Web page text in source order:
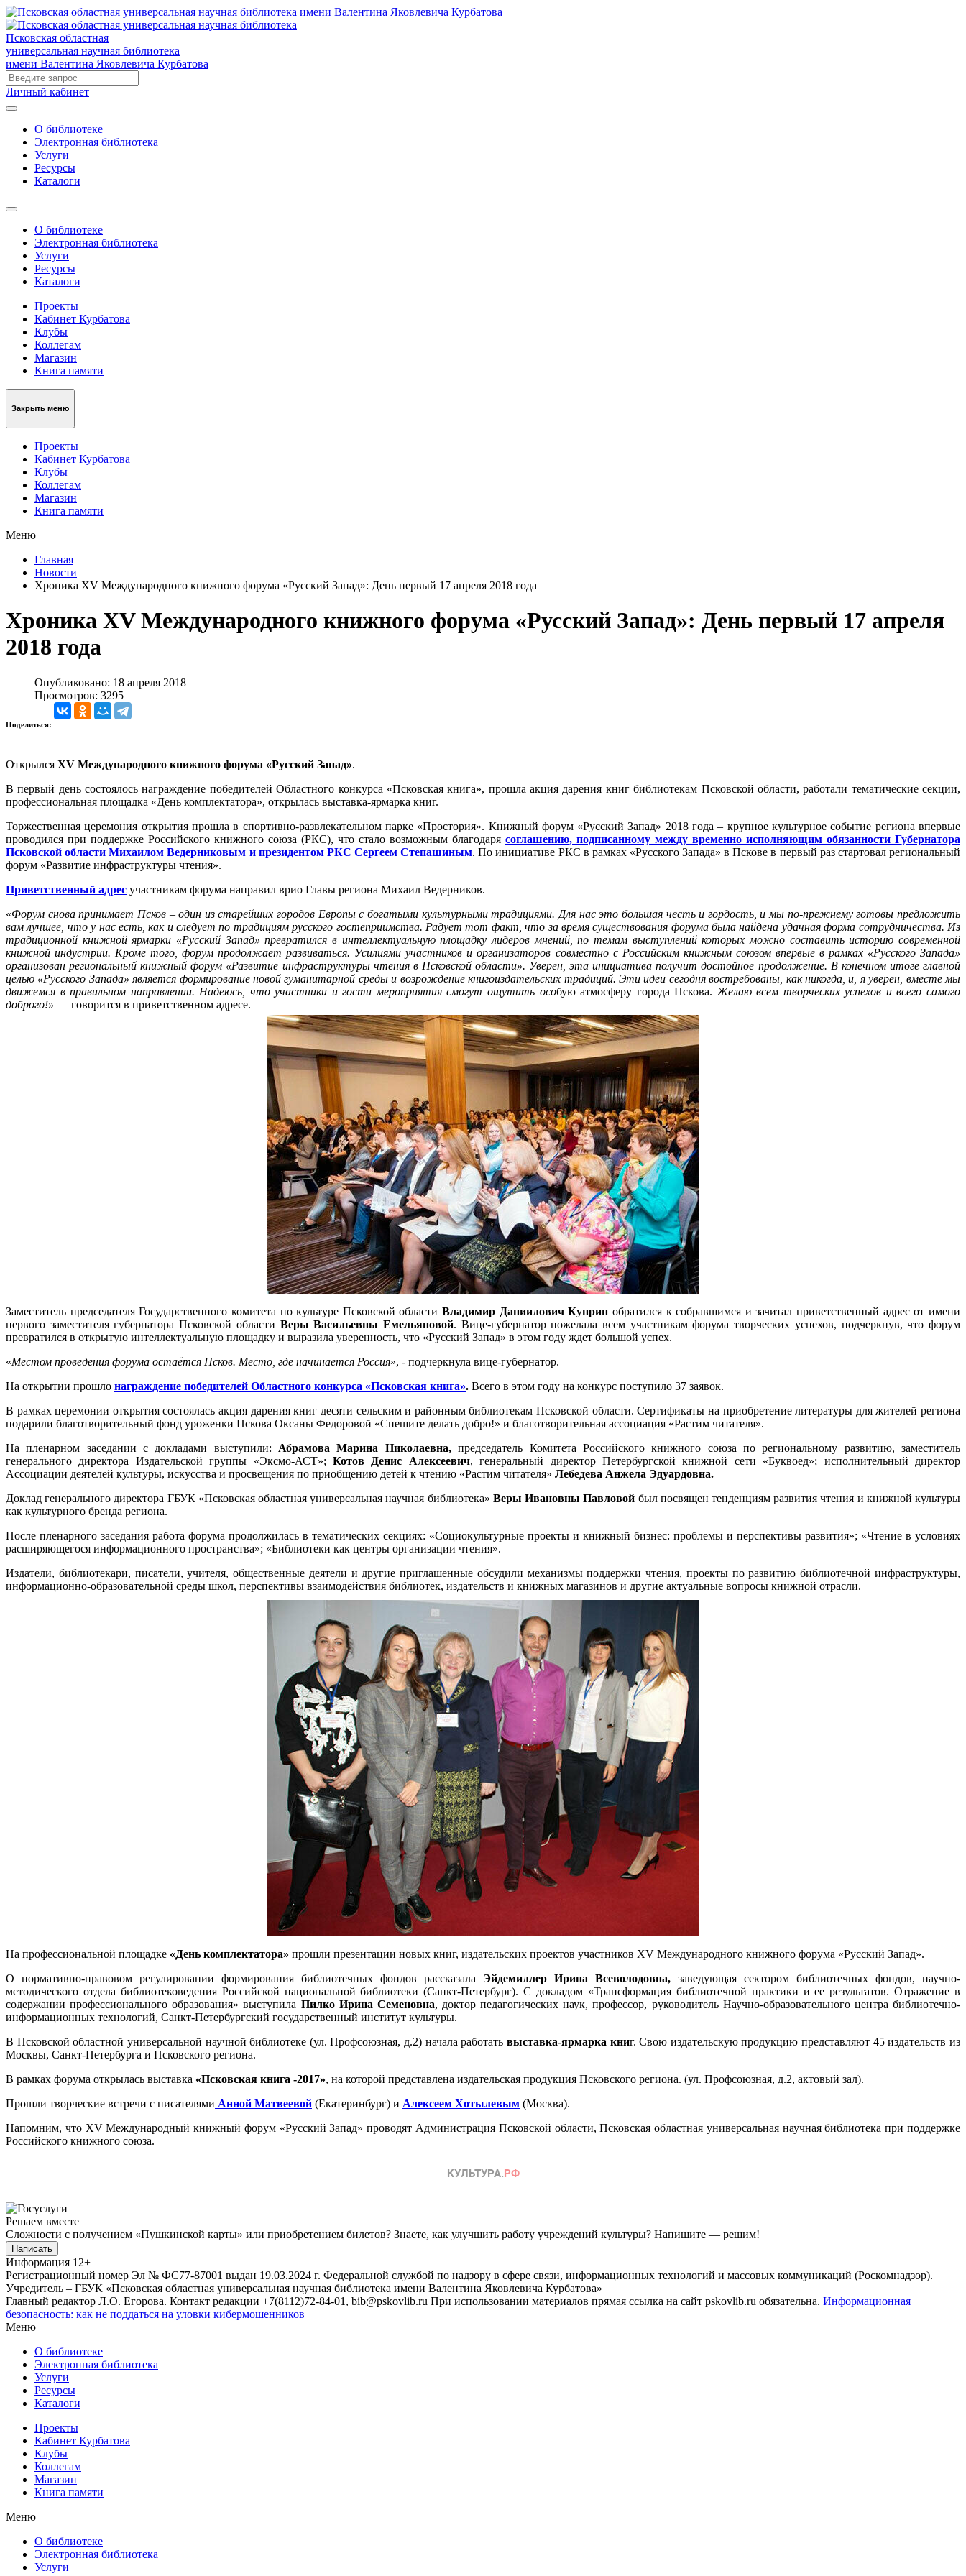
Псковская областная
универсальная научная библиотека
имени Валентина Яковлевича Курбатова
Личный кабинет
О библиотеке
Электронная библиотека
Услуги
Ресурсы
Каталоги
О библиотеке
Электронная библиотека
Услуги
Ресурсы
Каталоги
Проекты
Кабинет Курбатова
Клубы
Коллегам
Магазин
Книга памяти
Закрыть меню
Проекты
Кабинет Курбатова
Клубы
Коллегам
Магазин
Книга памяти
Меню
Главная
Новости
Хроника XV Международного книжного форума «Русский Запад»: День первый 17 апреля 2018 года
Хроника XV Международного книжного форума «Русский Запад»: День первый 17 апреля
2018 года
Опубликовано: 18 апреля 2018
Просмотров: 3295
Поделиться:
Открылся XV Международного книжного форума «Русский Запад».
В первый день состоялось награждение победителей Областного конкурса «Псковская книга», прошла акция дарения книг библиотекам Псковской области, работали тематические секции,
профессиональная площадка «День комплектатора», открылась выставка-ярмарка книг.
Торжественная церемония открытия прошла в спортивно-развлекательном парке «Простория». Книжный форум «Русский Запад» 2018 года – крупное культурное событие региона впервые
проводился при поддержке Российского книжного союза (РКС), что стало возможным благодаря соглашению, подписанному между временно исполняющим обязанности Губернатора
Псковской области Михаилом Ведерниковым и президентом РКС Сергеем Степашиным. По инициативе РКС в рамках «Русского Запада» в Пскове в первый раз стартовал региональный
форум «Развитие инфраструктуры чтения».
Приветственный адрес участникам форума направил врио Главы региона Михаил Ведерников.
«Форум снова принимает Псков – один из старейших городов Европы с богатыми культурными традициями. Для нас это большая честь и гордость, и мы по-прежнему готовы предложить
вам лучшее, что у нас есть, как и следует по традициям русского гостеприимства. Радует тот факт, что за время существования форума была найдена удачная форма сотрудничества. Из
традиционной книжной ярмарки «Русский Запад» превратился в интеллектуальную площадку лидеров мнений, по темам выступлений которых можно составить историю современной
книжной индустрии. Кроме того, форум продолжает развиваться. Усилиями участников и организаторов совместно с Российским книжным союзом впервые в рамках «Русского Запада»
организован региональный книжный форум «Развитие инфраструктуры чтения в Псковской области». Уверен, эта инициатива получит достойное продолжение. В конечном итоге главной
целью «Русского Запада» является формирование новой гуманитарной среды и возрождение книгоиздательских традиций. Эти идеи сегодня востребованы, как никогда, и, я уверен, вместе мы
движемся в правильном направлении. Надеюсь, что участники и гости мероприятия смогут ощутить особую атмосферу города Пскова. Желаю всем творческих успехов и всего самого
доброго!» — говорится в приветственном адресе.
Заместитель председателя Государственного комитета по культуре Псковской областиВладимир Даниилович Куприн обратился к собравшимся и зачитал приветственный адрес от имени
первого заместителя губернатора Псковской области Веры Васильевны Емельяновой. Вице-губернатор пожелала всем участникам форума творческих успехов, подчеркнув, что форум
превратился в открытую интеллектуальную площадку и выразила уверенность, что «Русский Запад» в этом году ждет большой успех.
«Местом проведения форума остаётся Псков. Место, где начинается Россия», - подчеркнула вице-губернатор.
На открытии прошло награждение победителей Областного конкурса «Псковская книга». Всего в этом году на конкурс поступило 37 заявок.
В рамках церемонии открытия состоялась акция дарения книг десяти сельским и районным библиотекам Псковской области. Сертификаты на приобретение литературы для жителей региона
подарили благотворительный фонд уроженки Пскова Оксаны Федоровой «Спешите делать добро!» и благотворительная ассоциация «Растим читателя».
На пленарном заседании с докладами выступили: Абрамова Марина Николаевна,председатель Комитета Российского книжного союза по региональному развитию, заместитель
генерального директора Издательской группы «Эксмо-АСТ»; Котов Денис Алексеевич, генеральный директор Петербургской книжной сети «Буквоед»; исполнительный директор
Ассоциации деятелей культуры, искусства и просвещения по приобщению детей к чтению «Растим читателя» Лебедева Анжела Эдуардовна.
Доклад генерального директора ГБУК «Псковская областная универсальная научная библиотека» Веры Ивановны Павловой был посвящен тенденциям развития чтения и книжной культуры
как культурного бренда региона.
После пленарного заседания работа форума продолжилась в тематических секциях: «Социокультурные проекты и книжный бизнес: проблемы и перспективы развития»; «Чтение в условиях
расширяющегося информационного пространства»; «Библиотеки как центры организации чтения».
Издатели, библиотекари, писатели, учителя, общественные деятели и другие приглашенные обсудили механизмы поддержки чтения, проекты по развитию библиотечной инфраструктуры,
информационно-образовательной среды школ, перспективы взаимодействия библиотек, издательств и книжных магазинов и другие актуальные вопросы книжной отрасли.
На профессиональной площадке «День комплектатора» прошли презентации новых книг, издательских проектов участников XV Международного книжного форума «Русский Запад».
О нормативно-правовом регулировании формирования библиотечных фондов рассказала Эйдемиллер Ирина Всеволодовна, заведующая сектором библиотечных фондов, научно-
методического отдела библиотековедения Российской национальной библиотеки (Санкт-Петербург). С докладом «Трансформация библиотечной практики и ее результатов. Отражение в
содержании профессионального образования» выступила Пилко Ирина Семеновна, доктор педагогических наук, профессор, руководитель Научно-образовательного центра библиотечно-
информационных технологий, Санкт-Петербургский государственный институт культуры.
В Псковской областной универсальной научной библиотеке (ул. Профсоюзная, д.2) начала работать выставка-ярмарка книг. Свою издательскую продукцию представляют 45 издательств из
Москвы, Санкт-Петербурга и Псковского региона.
В рамках форума открылась выставка «Псковская книга -2017», на которой представлена издательская продукция Псковского региона. (ул. Профсоюзная, д.2, актовый зал).
Прошли творческие встречи с писателями Анной Матвеевой (Екатеринбург) и Алексеем Хотылевым (Москва).
Напомним, что XV Международный книжный форум «Русский Запад» проводят Администрация Псковской области, Псковская областная универсальная научная библиотека при поддержке
Российского книжного союза.
Решаем вместе
Сложности с получением «Пушкинской карты» или приобретением билетов? Знаете, как улучшить работу учреждений культуры? Напишите — решим!
Написать
Информация 12+
Регистрационный номер Эл № ФС77-87001 выдан 19.03.2024 г. Федеральной службой по надзору в сфере связи, информационных технологий и массовых коммуникаций (Роскомнадзор).
Учредитель – ГБУК «Псковская областная универсальная научная библиотека имени Валентина Яковлевича Курбатова»
Главный редактор Л.О. Егорова. Контакт редакции +7(8112)72-84-01, bib@pskovlib.ru При использовании материалов прямая ссылка на сайт pskovlib.ru обязательна. Информационная
безопасность: как не поддаться на уловки кибермошенников
Меню
О библиотеке
Электронная библиотека
Услуги
Ресурсы
Каталоги
Проекты
Кабинет Курбатова
Клубы
Коллегам
Магазин
Книга памяти
Меню
О библиотеке
Электронная библиотека
Услуги